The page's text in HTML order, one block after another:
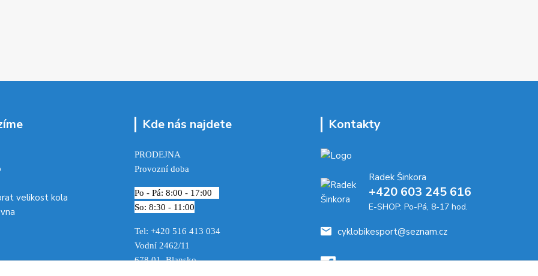
velikost kola
Kde nás najdete
PRODEJNA
Provozní doba
Po - Pá: 8:00 - 17:00
So: 8:30 - 11:00
Tel: +420 516 413 034‬
Vodní 2462/11
678 01 Blansko
Kontakty
Radek Šinkora
+‭420 603 245 616‬
E-SHOP: Po-Pá, 8-17 hod.
cyklobikesport@seznam.cz